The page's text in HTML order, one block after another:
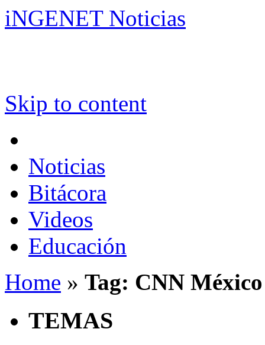
iNGENET Noticias
Skip to content
Noticias
Bitácora
Videos
Educación
Home » Tag: CNN México
TEMAS